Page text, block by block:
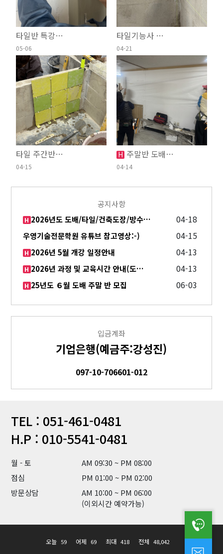
타일반 특강…
05-06
타일기능사 …
04-21
타일 주간반…
04-15
H 주말반 도배…
04-14
공지사항
H 2026년도 도배/타일/건축도장/방수… 04-18
우영기술전문학원 유튜브 참고영상:-) 04-15
H 2026년 5월 개강 일정안내 04-13
H 2026년 과정 및 교육시간 안내(도… 04-13
H 25년도 ６월 도배 주말 반 모집 06-03
입금계좌
기업은행(예금주:강성진)
097-10-706601-012
TEL : 051-461-0481
H.P : 010-5541-0481
월 - 토
AM 09:30 ~ PM 08:00
점심
PM 01:00 ~ PM 02:00
방문상담
AM 10:00 ~ PM 06:00
(이외시간 예약가능)
오늘 59 어제 69 최대 418 전체 48,042